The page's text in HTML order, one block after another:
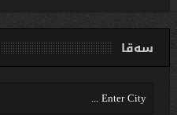
سەقا